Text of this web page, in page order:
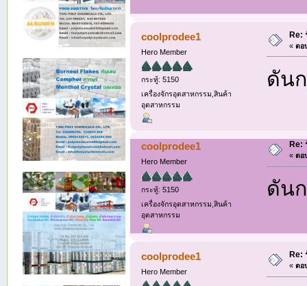
coolprodee1
Hero Member
กระทู้: 5150
เครื่องจักรอุตสาหกรรม,สินค้า
อุตสาหกรรม
Re:
« ตอ
ดัน
coolprodee1
Hero Member
กระทู้: 5150
เครื่องจักรอุตสาหกรรม,สินค้า
อุตสาหกรรม
Re:
« ตอ
ดัน
coolprodee1
Hero Member
Re:
« ตอ